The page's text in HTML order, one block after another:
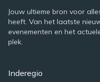
Jouw ultieme bron voor
heeft. Van het laatste
evenementen en het
plek.
Inderegio